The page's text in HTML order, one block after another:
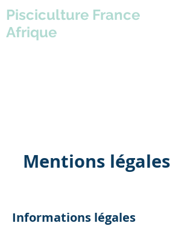
Pisciculture France
Afrique
Mentions légales
Informations légales